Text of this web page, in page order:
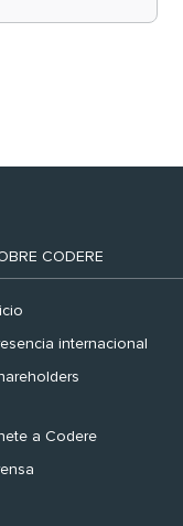
CODERE
internacional
a Codere